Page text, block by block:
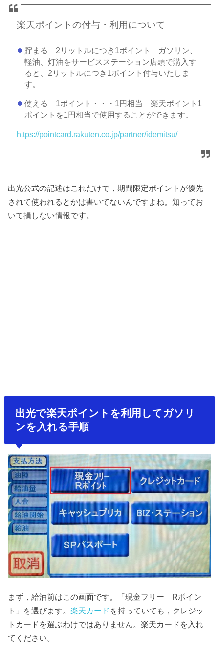
楽天ポイントの付与・利用について
貯まる 2リットルにつき1ポイント ガソリン、
軽油、灯油をサービスステーション店頭で購入す
ると、2リットルにつき1ポイント付与いたしま
す。
使える 1ポイント・・・1円相当 楽天ポイント1
ポイントを1円相当で使用することができます。
https://pointcard.rakuten.co.jp/partner/idemitsu/
出光公式の記述はこれだけで，期間限定ポイントが優先
されて使われるとかは書いてないんですよね。知ってお
いて損しない情報です。
出光で楽天ポイントを利用してガソリ
ンを入れる手順
まず，給油前はこの画面です。「現金フリー Rポイン
ト」を選びます。楽天カード を持っていても，クレジッ
トカードを選ぶわけではありません。楽天カードを入れ
てください。